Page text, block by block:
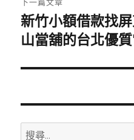
下
一
文
新竹小額借款找
山當舖的台北優
搜